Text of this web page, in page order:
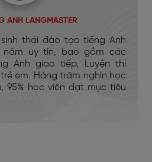
ANH LANGMASTER
thái đào tạo tiếng Anh
năm uy tín, bao gồm các
Anh giao tiếp, Luyện thi
trẻ em. Hàng trăm nghìn học
95% học viên đạt mục tiêu